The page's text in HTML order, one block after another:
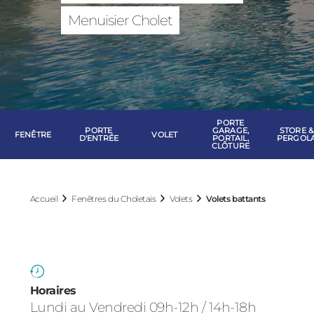
Fenêtres du
Menuisier Cholet
FENÊTRE PORTE
D'ENTRÉE VOLET
PORTE
GARAGE,
PORTAIL,
CLÔTURE
STORE &
Accueil Fenêtres du Choletais Volets Volets battants
Horaires
Lundi au Vendredi 09h-12h / 14h-18h